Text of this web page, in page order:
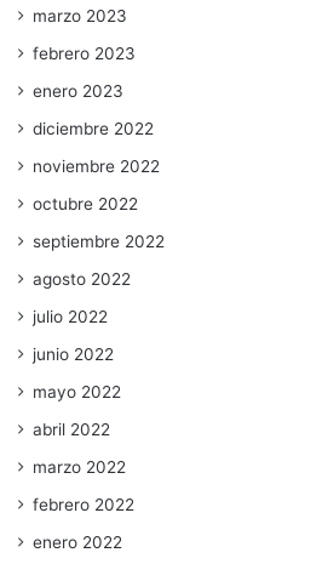
marzo 2023
febrero 2023
enero 2023
diciembre 2022
noviembre 2022
octubre 2022
septiembre 2022
agosto 2022
julio 2022
junio 2022
mayo 2022
abril 2022
marzo 2022
febrero 2022
enero 2022